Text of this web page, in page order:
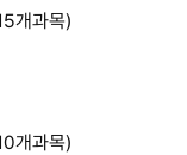
개과목)
개과목)